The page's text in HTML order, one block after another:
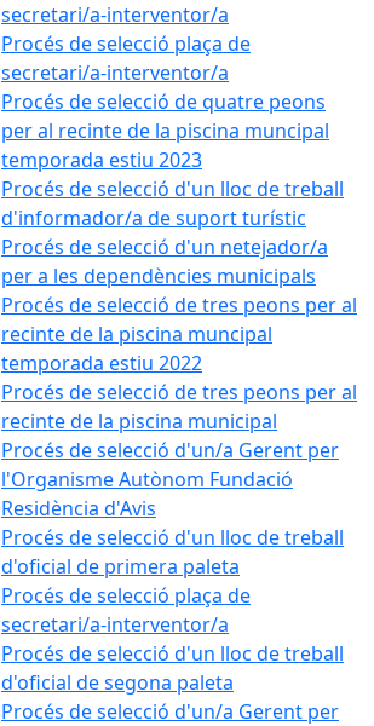
secretari/a-interventor/a
Procés de selecció plaça de
secretari/a-interventor/a
Procés de selecció de quatre peons
per al recinte de la piscina muncipal
temporada estiu 2023
Procés de selecció d'un lloc de treball
d'informador/a de suport turístic
Procés de selecció d'un netejador/a
per a les dependències municipals
Procés de selecció de tres peons per al
recinte de la piscina muncipal
temporada estiu 2022
Procés de selecció de tres peons per al
recinte de la piscina municipal
Procés de selecció d'un/a Gerent per
l'Organisme Autònom Fundació
Residència d'Avis
Procés de selecció d'un lloc de treball
d'oficial de primera paleta
Procés de selecció plaça de
secretari/a-interventor/a
Procés de selecció d'un lloc de treball
d'oficial de segona paleta
Procés de selecció d'un/a Gerent per